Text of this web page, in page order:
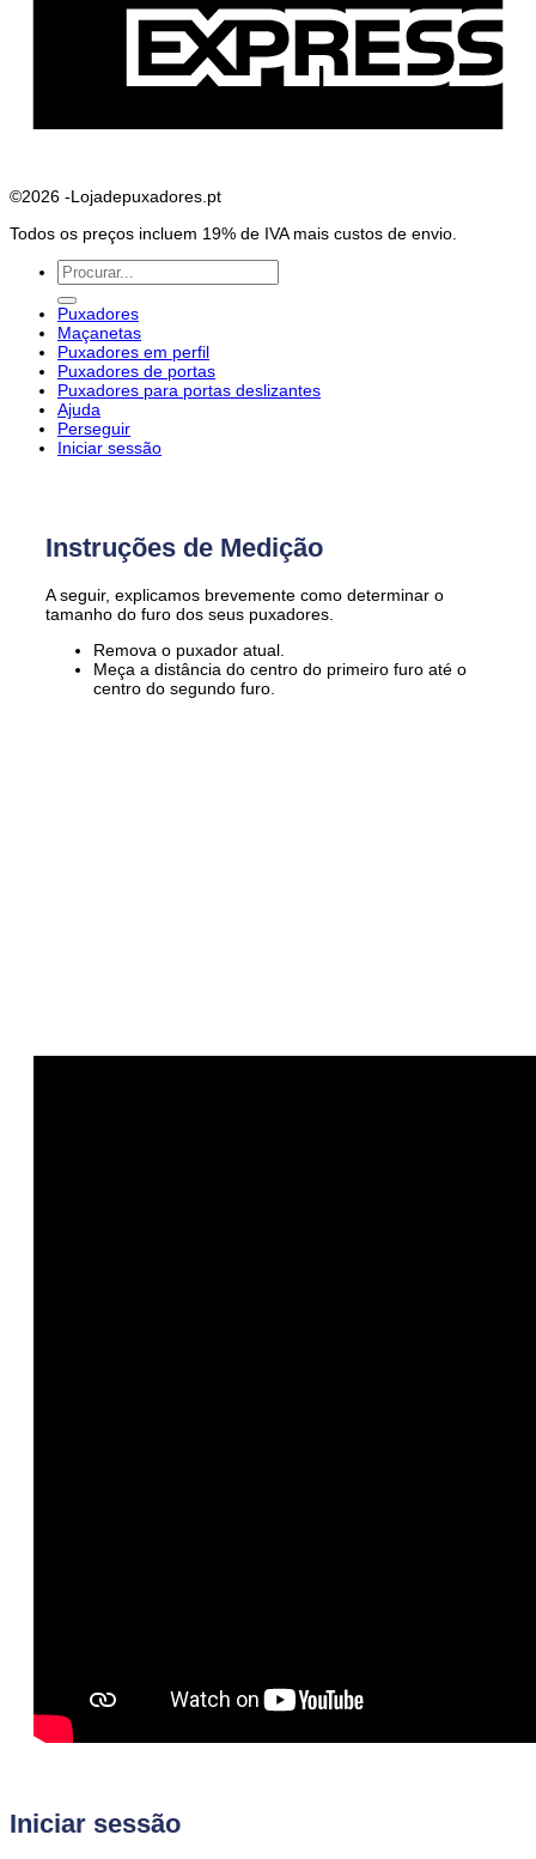
©2026 -Lojadepuxadores.pt
Todos os preços incluem 19% de IVA mais custos de envio.
Pesquisar
por:
Puxadores
Maçanetas
Puxadores em perfil
Puxadores de portas
Puxadores para portas deslizantes
Ajuda
Perseguir
Iniciar sessão
Instruções de Medição
A seguir, explicamos brevemente como determinar o
tamanho do furo dos seus puxadores.
Remova o puxador atual.
Meça a distância do centro do primeiro furo até o
centro do segundo furo.
Iniciar sessão